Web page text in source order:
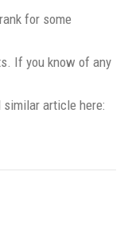
for some
If you know of any
similar article here: